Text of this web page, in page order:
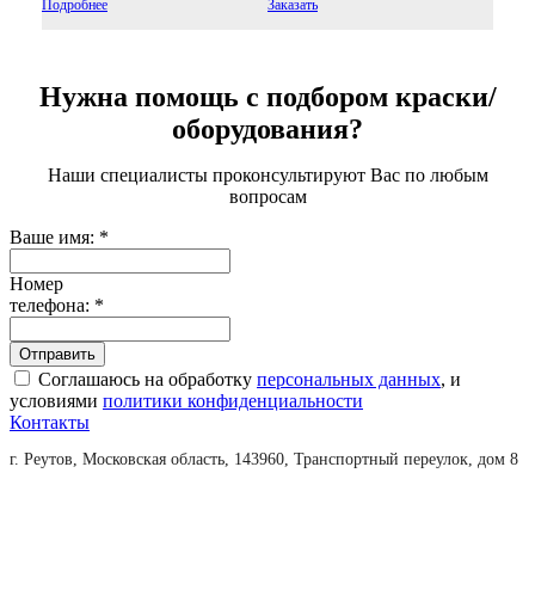
Подробнее Заказать
Нужна помощь с подбором краски/
оборудования?
Наши специалисты проконсультируют Вас по любым
вопросам
Ваше имя: *
Номер
телефона: *
Соглашаюсь на обработку персональных данных, и
условиями политики конфиденциальности
Контакты
г. Реутов, Московская область, 143960, Транспортный переулок, дом 8